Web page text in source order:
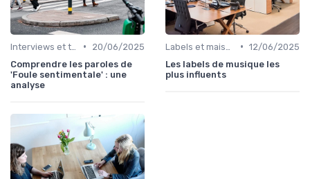
•
20/06/2025
Comprendre les paroles de
'Foule sentimentale' : une
analyse
• 12/06/2025
Les labels de musique les
plus influents